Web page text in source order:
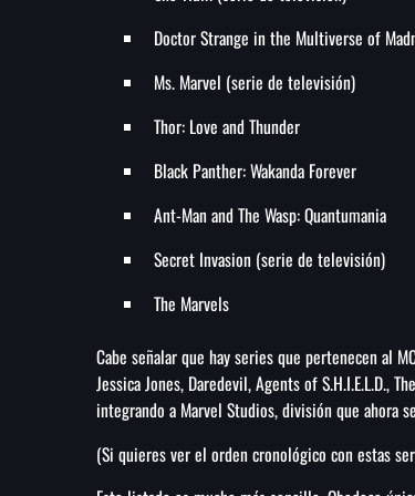
Doctor Strange in the Multiverse of
Ms. Marvel (serie de televisión)
Thor: Love and Thunder
Black Panther: Wakanda Forever
Ant-Man and The Wasp: Quantumania
Secret Invasion (serie de televisión)
The Marvels
Cabe señalar que hay series que pertenecen al
Jessica Jones, Daredevil, Agents of S.H.I.E.L.D.,
integrando a Marvel Studios, división que ahora
(Si quieres ver el orden cronológico con estas